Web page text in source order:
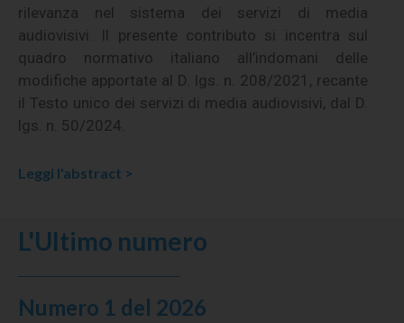
rilevanza nel sistema dei servizi di media
audiovisivi. Il presente contributo si incentra sul
quadro normativo italiano all’indomani delle
modifiche apportate al D. lgs. n. 208/2021, recante
il Testo unico dei servizi di media audiovisivi, dal D.
lgs. n. 50/2024.
Leggi l'abstract >
L'Ultimo numero
Numero 1 del 2026